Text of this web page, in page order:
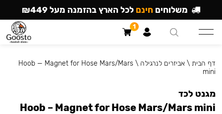
דף הבית \אביזרים לנרגילה \
Hoob — Magnet for Hose Mars/Mars
mini
מגנט לכד
Hoob – Magnet for Hose Mars/Mars mini
משלוחים חינם לכל הארץ בהזמנה מעל ₪449
1